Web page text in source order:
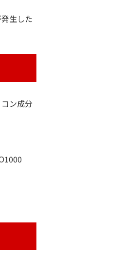
生した
ン成分